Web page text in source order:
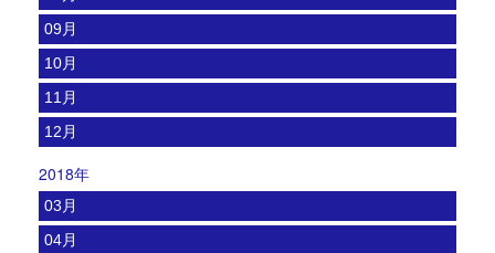
09月
10月
11月
12月
2018年
03月
04月